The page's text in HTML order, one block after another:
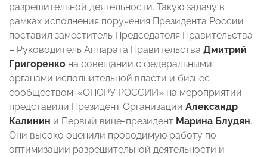
разрешительной деятельности. Такую задачу в
рамках исполнения поручения Президента России
поставил заместитель Председателя Правительства
– Руководитель Аппарата Правительства Дмитрий
Григоренко на совещании с федеральными
органами исполнительной власти и бизнес-
сообществом. «ОПОРУ РОССИИ» на мероприятии
представили Президент Организации Александр
Калинин и Первый вице-президент Марина Блудян.
Они высоко оценили проводимую работу по
оптимизации разрешительной деятельности и